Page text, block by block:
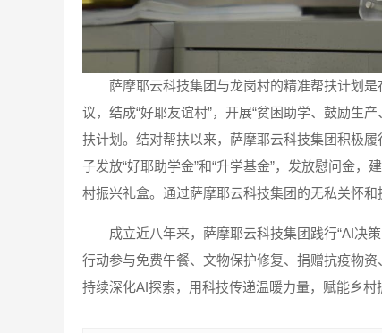
萨摩耶云科技集团与龙岗村的精准帮扶计划
议，结成“好耶友谊村”，开展“贫困助学、鼓励生
扶计划。结对帮扶以来，萨摩耶云科技集团积极
子发放“好耶助学金”和“升学基金”，发放慰问金
村振兴礼盒。通过萨摩耶云科技集团的无私关怀
成立近八年来，萨摩耶云科技集团践行“AI决
行动参与免费午餐、文物保护修复、捐赠抗疫物
持续深化AI探索，用科技传递温暖力量，赋能乡村